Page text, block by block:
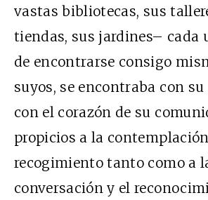
vastas bibliotecas, sus
tiendas, sus jardines– cada
de encontrarse consigo
suyos, se encontraba con
con el corazón de su
propicios a la
recogimiento tanto como a
conversación y el